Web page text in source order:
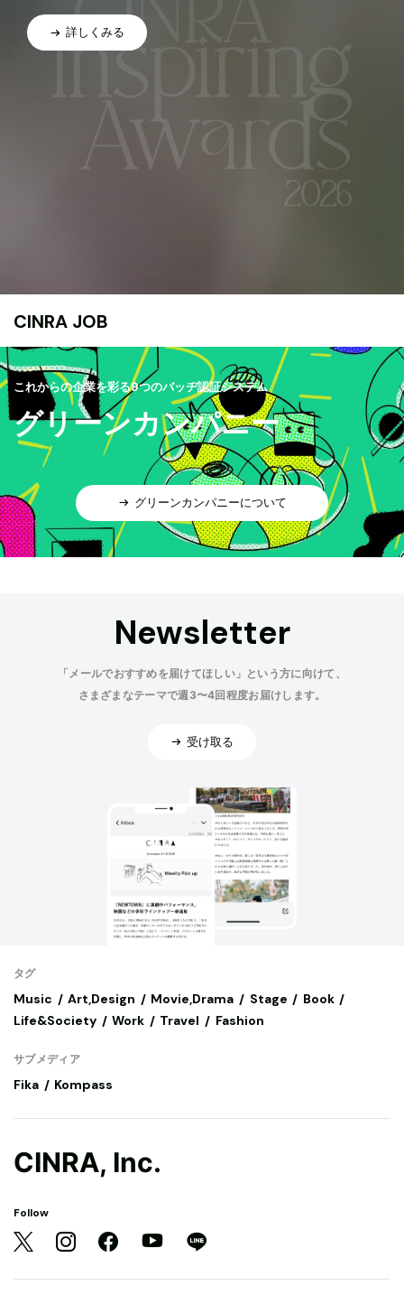
詳しくみる
CINRA JOB
これからの企業を彩る9つのバッヂ認証システム
グリーンカンパニー
グリーンカンパニーについて
Newsletter
「メールでおすすめを届けてほしい」という方に向けて、
さまざまなテーマで週3〜4回程度お届けします。
受け取る
タグ
Music Art,Design Movie,Drama Stage
Book
Life&Society
Work Travel Fashion
サブメディア
Fika Kompass
CINRA, Inc.
Follow